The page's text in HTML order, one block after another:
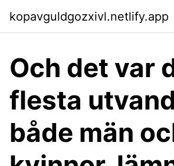
kopavguldgozxivl.netlify.app
Och det var
flesta
både män